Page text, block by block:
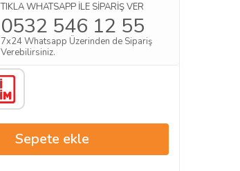
TIKLA WHATSAPP İLE SİPARİŞ VER
0532 546 12 55
7x24 Whatsapp Üzerinden de Sipariş
Verebilirsiniz.